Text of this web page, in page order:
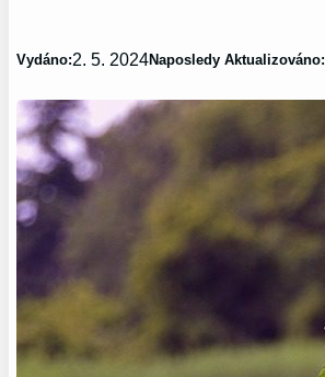
Vydáno:2. 5. 2024Naposledy Aktualizováno: